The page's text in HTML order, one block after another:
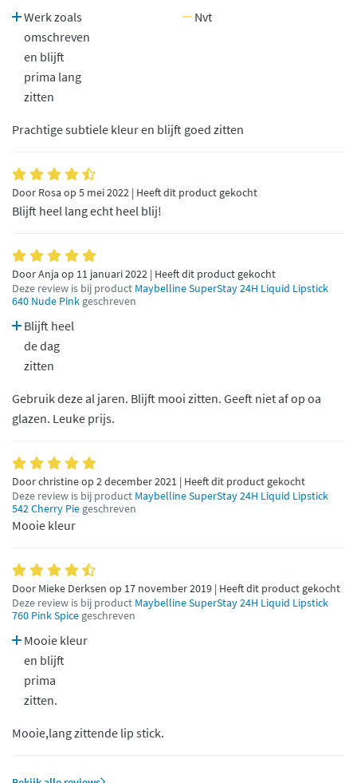
Werk zoals
omschreven
en blijft
prima lang
zitten
Nvt
Prachtige subtiele kleur en blijft goed zitten
Door Rosa op 5 mei 2022 | Heeft dit product gekocht
Blijft heel lang echt heel blij!
Door Anja op 11 januari 2022 | Heeft dit product gekocht
Deze review is bij product Maybelline SuperStay 24H Liquid Lipstick
640 Nude Pink geschreven
Blijft heel
de dag
zitten
Gebruik deze al jaren. Blijft mooi zitten. Geeft niet af op oa
glazen. Leuke prijs.
Door christine op 2 december 2021 | Heeft dit product gekocht
Deze review is bij product Maybelline SuperStay 24H Liquid Lipstick
542 Cherry Pie geschreven
Mooie kleur
Door Mieke Derksen op 17 november 2019 | Heeft dit product gekocht
Deze review is bij product Maybelline SuperStay 24H Liquid Lipstick
760 Pink Spice geschreven
Mooie kleur
en blijft
prima
zitten.
Mooie,lang zittende lip stick.